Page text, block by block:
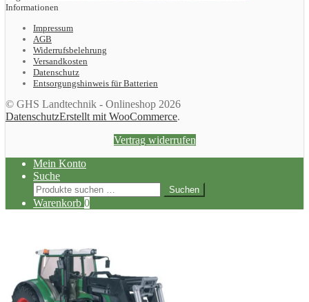
Informationen
Impressum
AGB
Widerrufsbelehrung
Versandkosten
Datenschutz
Entsorgungshinweis für Batterien
© GHS Landtechnik - Onlineshop 2026
DatenschutzErstellt mit WooCommerce.
Vertrag widerrufen
Mein Konto
Suche
Suchen
nach:
Suchen
Warenkorb 0